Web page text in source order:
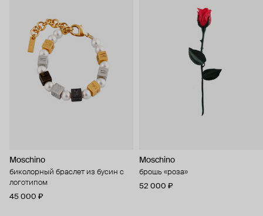
Moschino
биколорный браслет из бусин с
логотипом
45 000 ₽
Moschino
брошь «роза»
52 000 ₽